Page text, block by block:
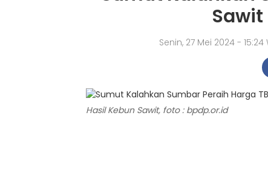
Senin, 27 Mei 2024 - 15:24
Hasil Kebun Sawit, foto : bpdp.or.id